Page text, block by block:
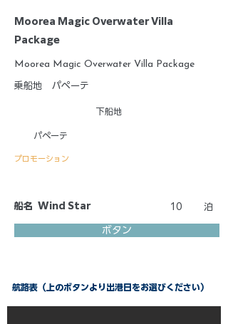
Moorea Magic Overwater Villa
Package
Moorea Magic Overwater Villa Package
乗船地 パペーテ
下船地
パペーテ
プロモーション
船名 Wind Star 10 泊
ボタン
航路表（上のボタンより出港日をお選びください）